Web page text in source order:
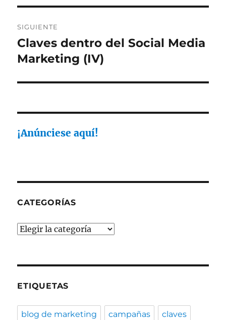
SIGUIENTE
Entrada
siguiente:
Claves dentro del Social Media
Marketing (IV)
¡Anúnciese aquí!
CATEGORÍAS
Categorías
ETIQUETAS
blog de marketing campañas claves